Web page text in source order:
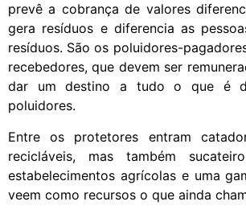
prevê a cobrança de valores
gera resíduos e diferencia as
resíduos. São os poluidores-
recebedores, que devem ser
dar um destino a tudo o que é
poluidores.
Entre os protetores entram
recicláveis, mas também
estabelecimentos agrícolas e uma
veem como recursos o que ainda